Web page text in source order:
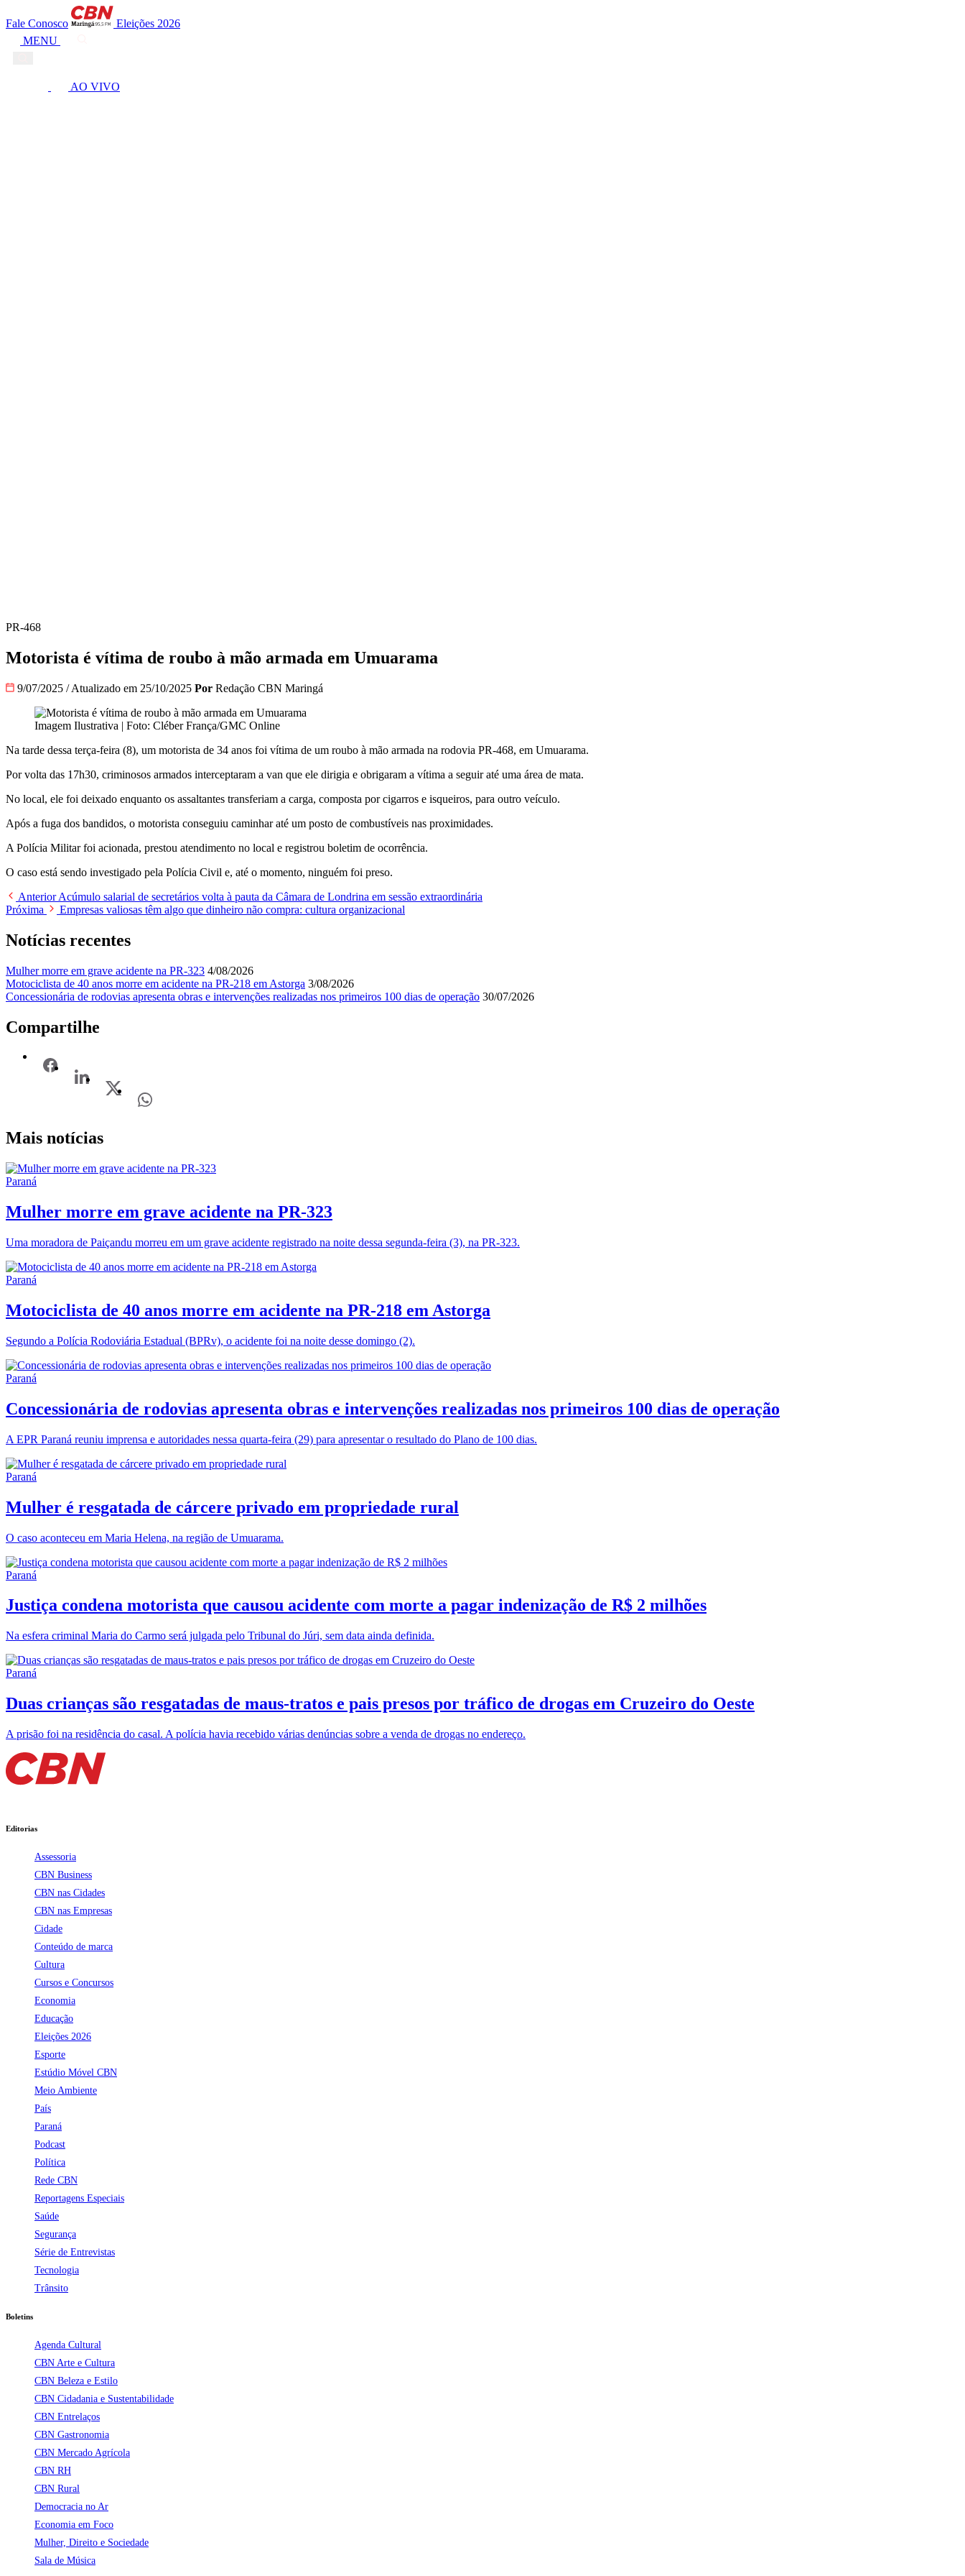
Fale Conosco
Eleições 2026
MENU
AO VIVO
PR-468
Motorista é vítima de roubo à mão armada em Umuarama
9/07/2025 / Atualizado em 25/10/2025 Por Redação CBN Maringá
Imagem Ilustrativa | Foto: Cléber França/GMC Online
Na tarde dessa terça-feira (8), um motorista de 34 anos foi vítima de um roubo à mão armada na rodovia PR-468, em Umuarama.
Por volta das 17h30, criminosos armados interceptaram a van que ele dirigia e obrigaram a vítima a seguir até uma área de mata.
No local, ele foi deixado enquanto os assaltantes transferiam a carga, composta por cigarros e isqueiros, para outro veículo.
Após a fuga dos bandidos, o motorista conseguiu caminhar até um posto de combustíveis nas proximidades.
A Polícia Militar foi acionada, prestou atendimento no local e registrou boletim de ocorrência.
O caso está sendo investigado pela Polícia Civil e, até o momento, ninguém foi preso.
AnteriorAcúmulo salarial de secretários volta à pauta da Câmara de Londrina em sessão extraordinária
Próxima
Empresas valiosas têm algo que dinheiro não compra: cultura organizacional
Notícias recentes
Mulher morre em grave acidente na PR-323 4/08/2026
Motociclista de 40 anos morre em acidente na PR-218 em Astorga 3/08/2026
Concessionária de rodovias apresenta obras e intervenções realizadas nos primeiros 100 dias de operação 30/07/2026
Compartilhe
Mais notícias
Paraná
Mulher morre em grave acidente na PR-323
Uma moradora de Paiçandu morreu em um grave acidente registrado na noite dessa segunda-feira (3), na PR-323.
Paraná
Motociclista de 40 anos morre em acidente na PR-218 em Astorga
Segundo a Polícia Rodoviária Estadual (BPRv), o acidente foi na noite desse domingo (2).
Paraná
Concessionária de rodovias apresenta obras e intervenções realizadas nos primeiros 100 dias de operação
A EPR Paraná reuniu imprensa e autoridades nessa quarta-feira (29) para apresentar o resultado do Plano de 100 dias.
Paraná
Mulher é resgatada de cárcere privado em propriedade rural
O caso aconteceu em Maria Helena, na região de Umuarama.
Paraná
Justiça condena motorista que causou acidente com morte a pagar indenização de R$ 2 milhões
Na esfera criminal Maria do Carmo será julgada pelo Tribunal do Júri, sem data ainda definida.
Paraná
Duas crianças são resgatadas de maus-tratos e pais presos por tráfico de drogas em Cruzeiro do Oeste
A prisão foi na residência do casal. A polícia havia recebido várias denúncias sobre a venda de drogas no endereço.
Editorias
Assessoria
CBN Business
CBN nas Cidades
CBN nas Empresas
Cidade
Conteúdo de marca
Cultura
Cursos e Concursos
Economia
Educação
Eleições 2026
Esporte
Estúdio Móvel CBN
Meio Ambiente
País
Paraná
Podcast
Política
Rede CBN
Reportagens Especiais
Saúde
Segurança
Série de Entrevistas
Tecnologia
Trânsito
Boletins
Agenda Cultural
CBN Arte e Cultura
CBN Beleza e Estilo
CBN Cidadania e Sustentabilidade
CBN Entrelaços
CBN Gastronomia
CBN Mercado Agrícola
CBN RH
CBN Rural
Democracia no Ar
Economia em Foco
Mulher, Direito e Sociedade
Sala de Música